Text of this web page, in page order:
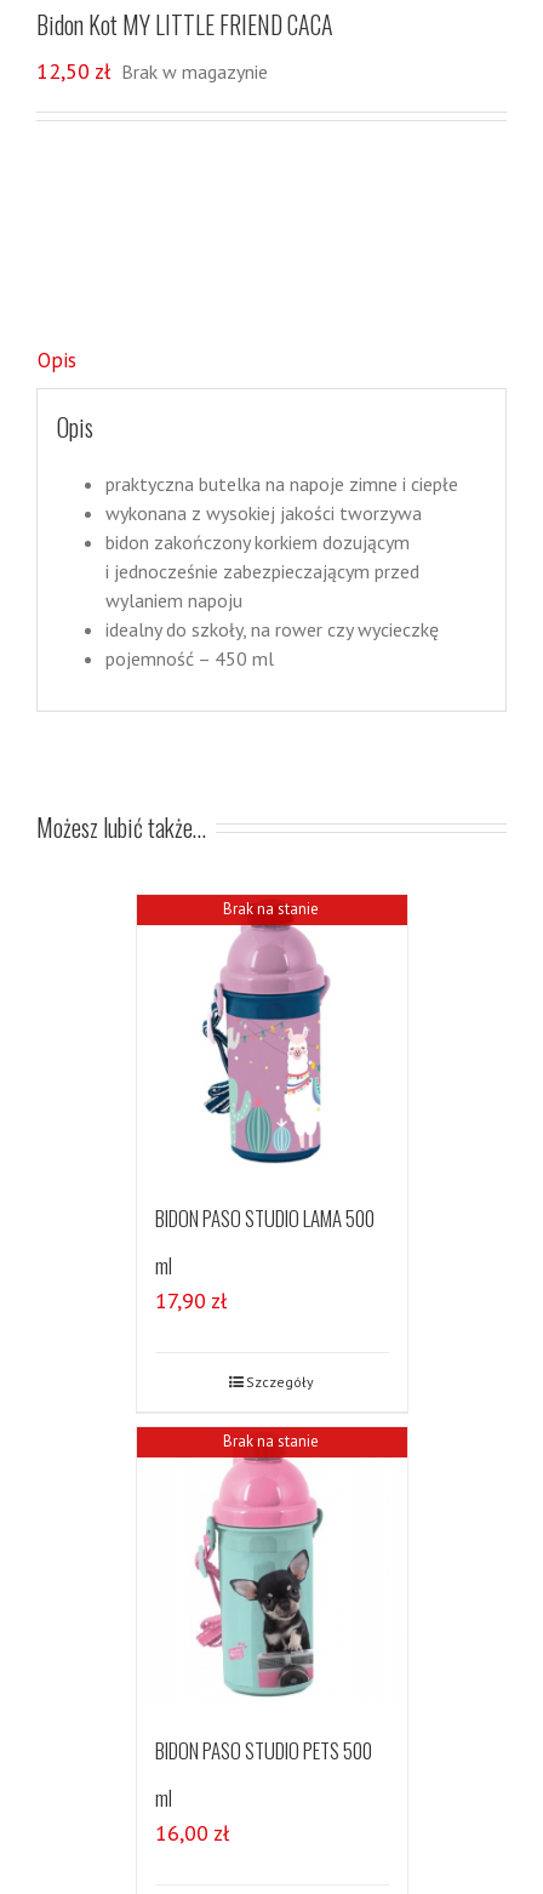
Bidon Kot MY LITTLE FRIEND CACA
12,50 zł Brak w magazynie
Opis
Opis
praktyczna butelka na napoje zimne i ciepłe
wykonana z wysokiej jakości tworzywa
bidon zakończony korkiem dozującym
i jednocześnie zabezpieczającym przed
wylaniem napoju
idealny do szkoły, na rower czy wycieczkę
pojemność – 450 ml
Możesz lubić także…
Brak na stanie
BIDON PASO STUDIO LAMA 500
ml
17,90 zł
Szczegóły
Brak na stanie
BIDON PASO STUDIO PETS 500
ml
16,00 zł